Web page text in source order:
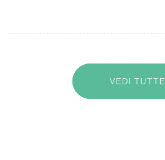
VEDI TUTTE